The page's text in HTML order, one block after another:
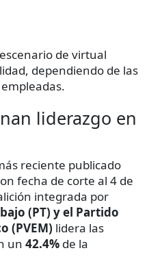
de virtual
dependiendo de las
liderazgo en
reciente publicado
fecha de corte al 4 de
integrada por
(PT) y el Partido
(PVEM) lidera las
un 42.4% de la